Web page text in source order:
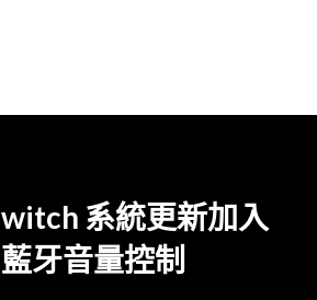
系統更新加入
牙音量控制